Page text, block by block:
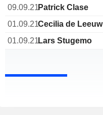
09.09.21Patrick Clase
01.09.21Cecilia de Leeuw
01.09.21Lars Stugemo